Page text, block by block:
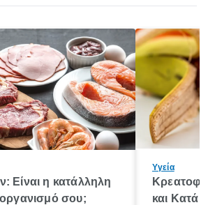
Είναι η κατάλληλη
οργανισμό σου;
Υγεία
και Κατά